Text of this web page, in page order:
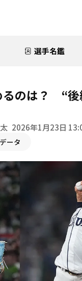
選手名鑑
のは？ “
2026年1月23日
ータ